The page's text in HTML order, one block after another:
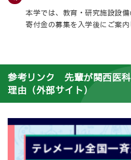
本学では、教育・研究施設設
寄付金の募集を入学後にご案内
参考リンク 先輩が関西医
理由（外部サイト）